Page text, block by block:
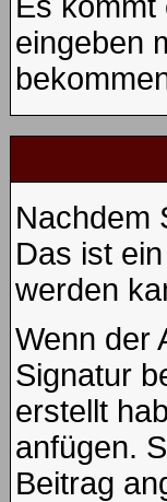
eingeben
Nachdem
Das ist
werden
Wenn der
Signatur
erstellt
anfügen.
Beitrag